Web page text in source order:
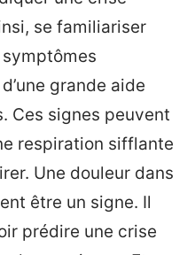
se familiariser
grande aide
Ces signes peuvent
respiration sifflante
Une douleur dans
être un signe. Il
prédire une crise